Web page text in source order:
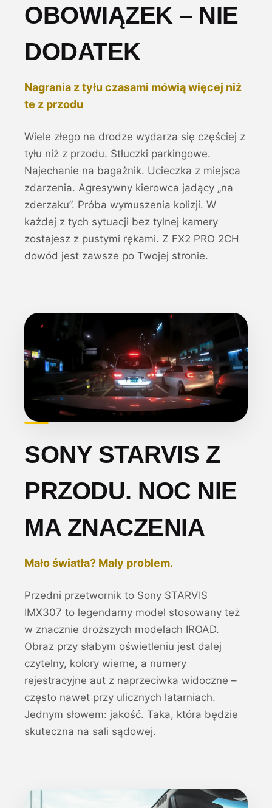
OBOWIĄZEK – NIE
DODATEK
Nagrania z tyłu czasami mówią więcej niż
te z przodu
Wiele złego na drodze wydarza się częściej z
tyłu niż z przodu. Stłuczki parkingowe.
Najechanie na bagażnik. Ucieczka z miejsca
zdarzenia. Agresywny kierowca jadący „na
zderzaku”. Próba wymuszenia kolizji. W
każdej z tych sytuacji bez tylnej kamery
zostajesz z pustymi rękami. Z FX2 PRO 2CH
dowód jest zawsze po Twojej stronie.
SONY STARVIS Z
PRZODU. NOC NIE
MA ZNACZENIA
Mało światła? Mały problem.
Przedni przetwornik to Sony STARVIS
IMX307 to legendarny model stosowany też
w znacznie droższych modelach IROAD.
Obraz przy słabym oświetleniu jest dalej
czytelny, kolory wierne, a numery
rejestracyjne aut z naprzeciwka widoczne –
często nawet przy ulicznych latarniach.
Jednym słowem: jakość. Taka, która będzie
skuteczna na sali sądowej.